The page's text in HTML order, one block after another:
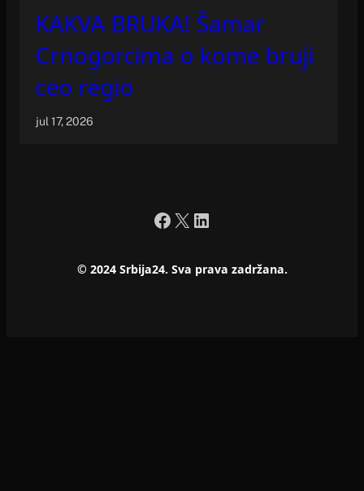
KAKVA BRUKA! Šamar
Crnogorcima o kome bruji
ceo regio
jul 17, 2026
Facebook
X LinkedIn
© 2024 Srbija24. Sva prava zadržana.